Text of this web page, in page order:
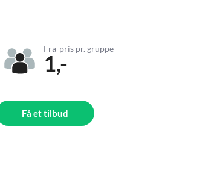
Fra-pris pr. gruppe
1,-
Få et tilbud